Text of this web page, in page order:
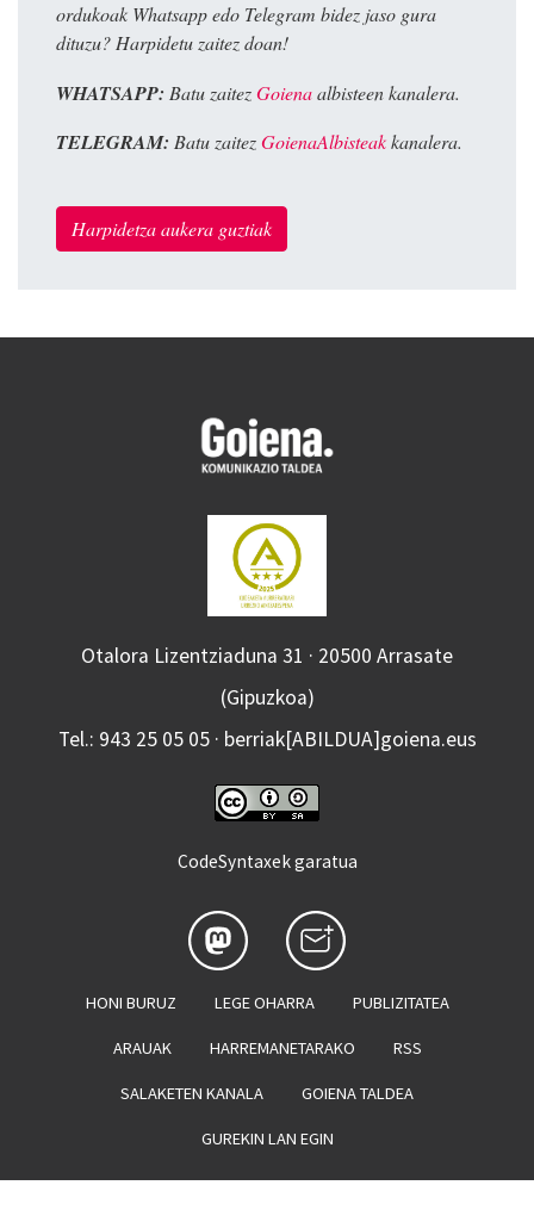
ordukoak Whatsapp edo Telegram bidez jaso gura
dituzu? Harpidetu zaitez doan!
WHATSAPP: Batu zaitezGoienaalbisteen kanalera.
TELEGRAM: Batu zaitezGoienaAlbisteakkanalera.
Harpidetza aukera guztiak
Otalora Lizentziaduna 31 · 20500 Arrasate
(Gipuzkoa)
Tel.: 943 25 05 05 · berriak[ABILDUA]goiena.eus
CodeSyntaxek garatua
HONI BURUZ LEGE OHARRA PUBLIZITATEA
ARAUAK HARREMANETARAKO RSS
SALAKETEN KANALA GOIENA TALDEA
GUREKIN LAN EGIN